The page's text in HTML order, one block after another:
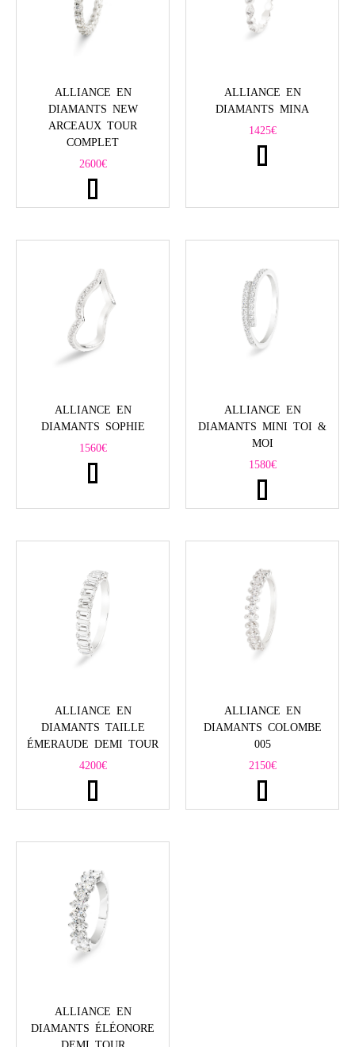
ALLIANCE EN
DIAMANTS NEW
ARCEAUX TOUR
COMPLET
2600€
ALLIANCE EN
DIAMANTS MINA
1425€
ALLIANCE EN
DIAMANTS SOPHIE
1560€
ALLIANCE EN
DIAMANTS MINI TOI &
MOI
1580€
ALLIANCE EN
DIAMANTS TAILLE
ÉMERAUDE DEMI TOUR
4200€
ALLIANCE EN
DIAMANTS COLOMBE
005
2150€
ALLIANCE EN
DIAMANTS ÉLÉONORE